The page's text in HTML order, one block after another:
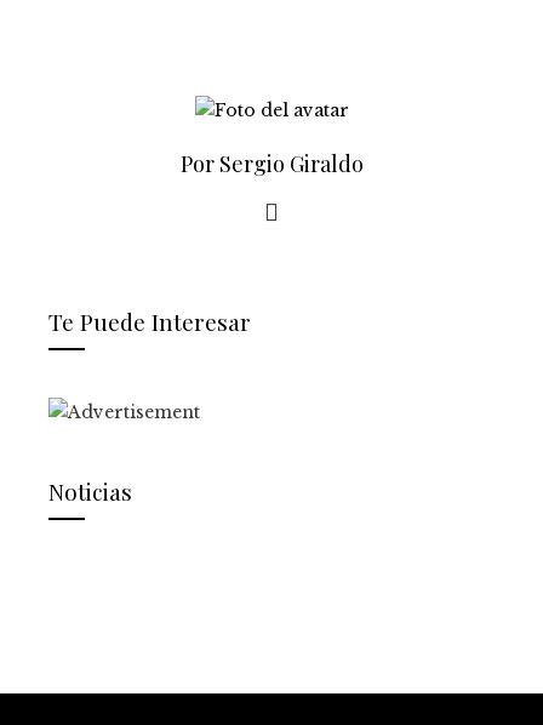
Por Sergio Giraldo
Te Puede Interesar
Noticias